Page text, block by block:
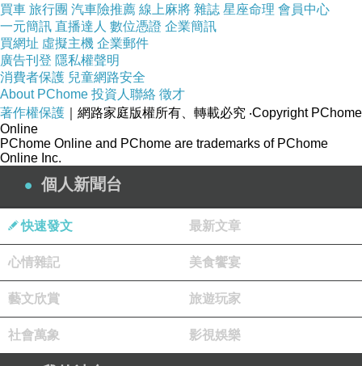
買車 旅行團 汽車險推薦 線上麻將 雜誌 星座命理 會員中心
一元簡訊 直播達人 數位憑證 企業簡訊
買網址 虛擬主機 企業郵件
廣告刊登 隱私權聲明
消費者保護 兒童網路安全
About PChome 投資人聯絡 徵才
著作權保護 ｜網路家庭版權所有、轉載必究 ‧Copyright PChome
Online
PChome Online and PChome are trademarks of PChome
Online Inc.
個人新聞台
快速發文 最新文章
心情雜記 美食饗宴
藝文欣賞 旅遊玩家
社會萬象 影視娛樂